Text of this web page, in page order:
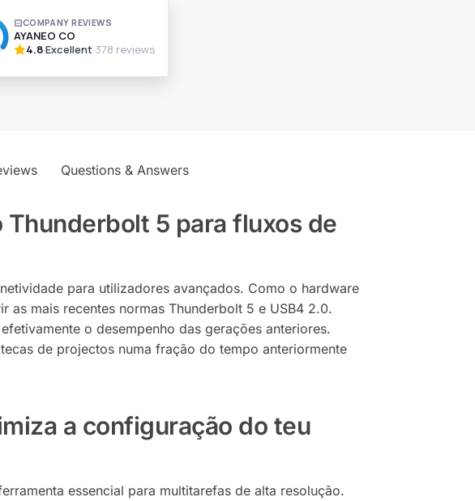
Questions & Answers
5 para fluxos de
para utilizadores avançados. Como o hardware
mais recentes normas Thunderbolt 5 e USB4 2.0.
o desempenho das gerações anteriores.
de projectos numa fração do tempo anteriormente
a configuração do teu
essencial para multitarefas de alta resolução.